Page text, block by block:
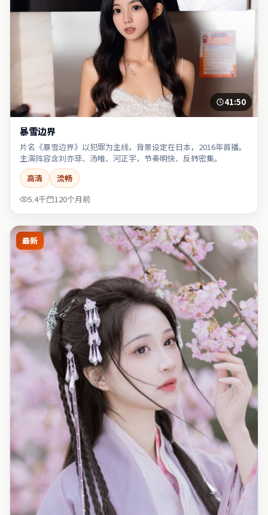
41:50
暴雪边界
片名《暴雪边界》以犯罪为主线，背景设定在日本，2016年首播。
主演阵容含刘亦菲、汤唯、河正宇，节奏明快、反转密集。
高清
流畅
5.4千
120个月前
最新